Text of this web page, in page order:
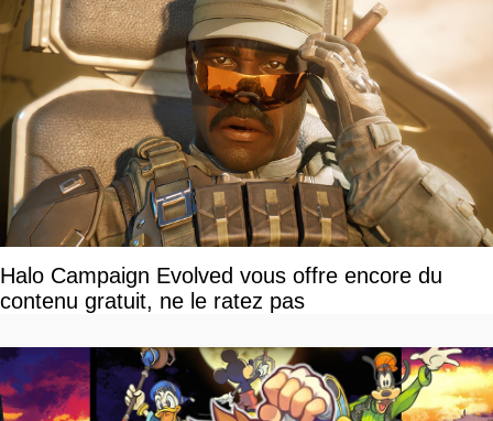
Halo Campaign Evolved vous offre encore du
contenu gratuit, ne le ratez pas